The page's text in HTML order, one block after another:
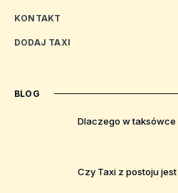
KONTAKT
DODAJ TAXI
BLOG
Dlaczego w taksówce
Czy Taxi z postoju